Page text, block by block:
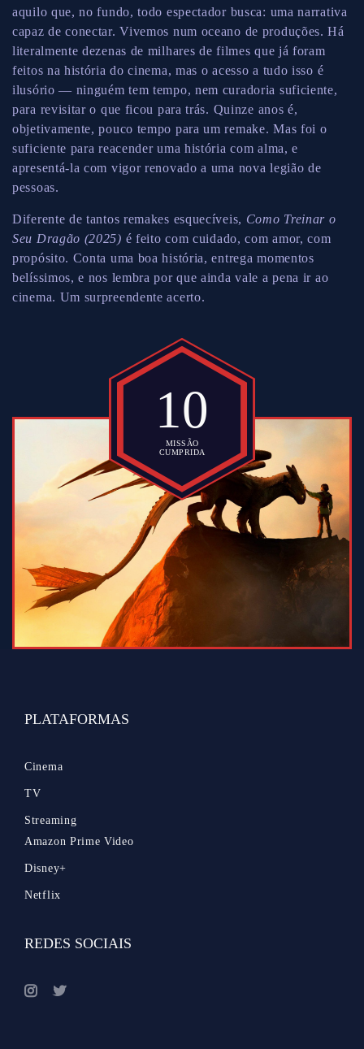
aquilo que, no fundo, todo espectador busca: uma narrativa
capaz de conectar. Vivemos num oceano de produções. Há
literalmente dezenas de milhares de filmes que já foram
feitos na história do cinema, mas o acesso a tudo isso é
ilusório — ninguém tem tempo, nem curadoria suficiente,
para revisitar o que ficou para trás. Quinze anos é,
objetivamente, pouco tempo para um remake. Mas foi o
suficiente para reacender uma história com alma, e
apresentá-la com vigor renovado a uma nova legião de
pessoas.
Diferente de tantos remakes esquecíveis, Como Treinar o
Seu Dragão (2025) é feito com cuidado, com amor, com
propósito. Conta uma boa história, entrega momentos
belíssimos, e nos lembra por que ainda vale a pena ir ao
cinema. Um surpreendente acerto.
10
MISSÃO
CUMPRIDA
PLATAFORMAS
Cinema
TV
Streaming
Amazon Prime Video
Disney+
Netflix
REDES SOCIAIS